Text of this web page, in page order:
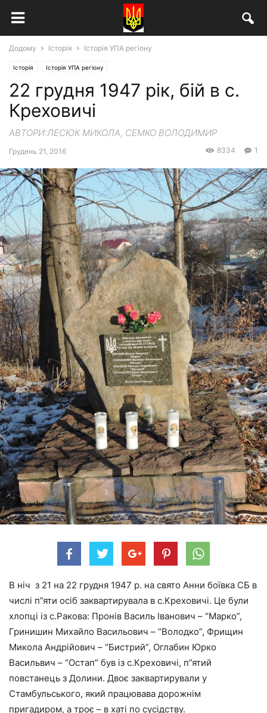
Додому Історія Історія УПА регіону
Історія Історія УПА регіону
22 грудня 1947 рік, бій в с.
Креховичі
АВТОРИ:ЛЕСЮК МИКОЛА, СЕМКО ВОЛОДИМИР
Грудень 21, 2016 1
8334
В ніч з 21 на 22 грудня 1947 р. на свято Анни боївка СБ в
числі п”яти осіб заквартирувала в с.Креховичі. Це були
хлопці із с.Ракова: Пронів Василь Іванович – “Марко”,
Гринишин Михайло Васильович – “Володко”, Фрищин
Микола Андрійович – “Бистрий”, Оглабин Юрко
Васильвич – “Остап” був із с.Креховичі, п”ятий
повстанець з Долини. Двоє заквартирували у
Стамбульського, який працювава дорожнім
пригадиром, а троє – в хаті по сусідству.